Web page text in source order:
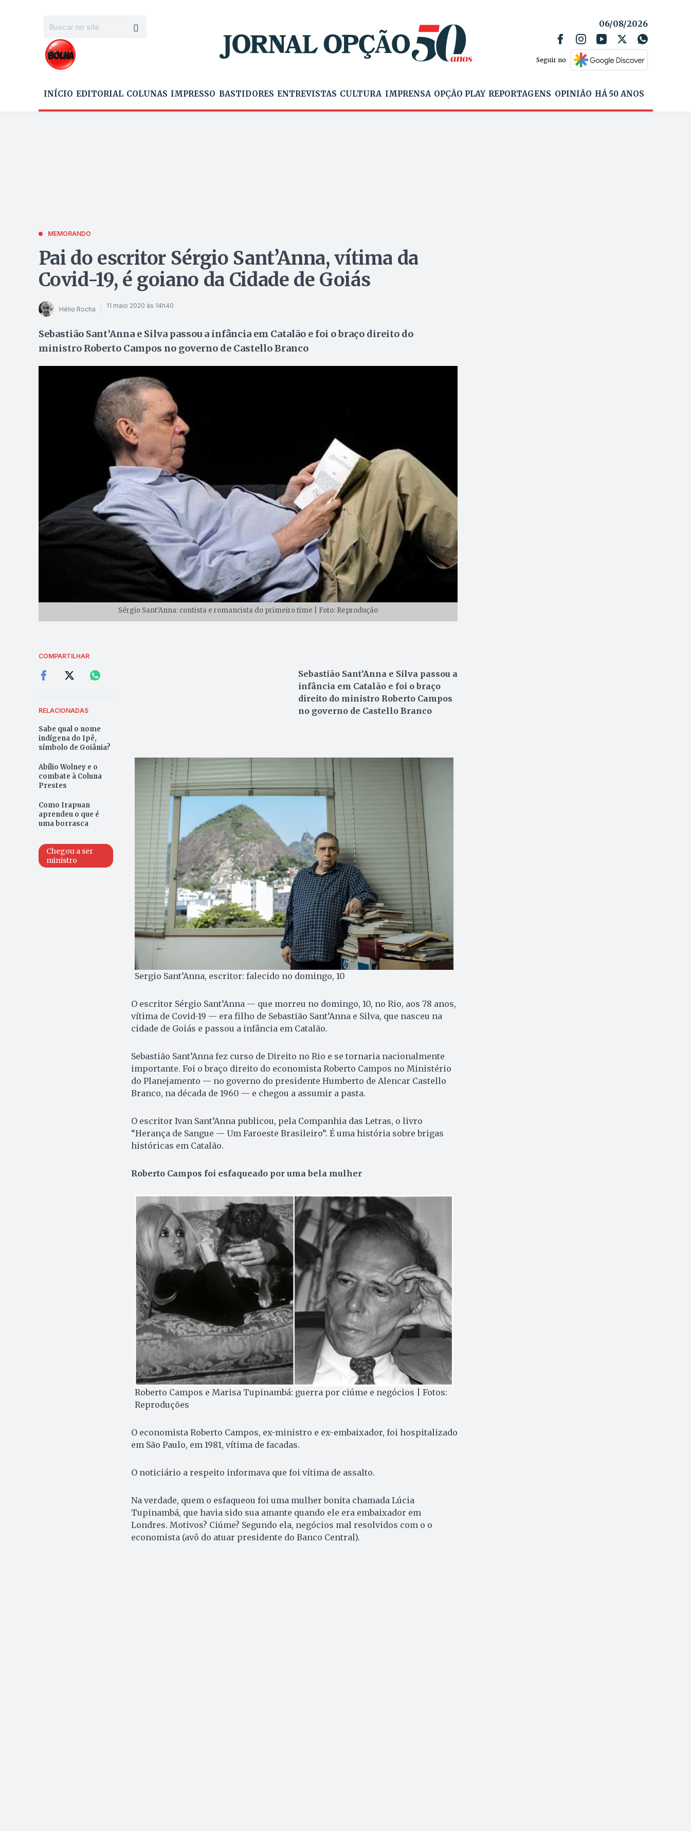
06/08/2026
Seguir no
INÍCIO EDITORIAL COLUNAS IMPRESSO BASTIDORES ENTREVISTAS CULTURA IMPRENSA OPÇÃO PLAY REPORTAGENS OPINIÃO HÁ 50 ANOS
MEMORANDO
Pai do escritor Sérgio Sant’Anna, vítima da
Covid-19, é goiano da Cidade de Goiás
Hélio Rocha 11 maio 2020 às 14h40
Sebastião Sant’Anna e Silva passou a infância em Catalão e foi o braço direito do
ministro Roberto Campos no governo de Castello Branco
Sérgio Sant'Anna: contista e romancista do primeiro time | Foto: Reprodução
COMPARTILHAR
RELACIONADAS
Sabe qual o nome
indígena do Ipê,
símbolo de Goiânia?
Abílio Wolney e o
combate à Coluna
Prestes
Como Irapuan
aprendeu o que é
uma borrasca
Chegou a ser
ministro
Sebastião Sant’Anna e Silva passou a
infância em Catalão e foi o braço
direito do ministro Roberto Campos
no governo de Castello Branco
Sergio Sant’Anna, escritor: falecido no domingo, 10
O escritor Sérgio Sant’Anna — que morreu no domingo, 10, no Rio, aos 78 anos,
vítima de Covid-19 — era filho de Sebastião Sant’Anna e Silva, que nasceu na
cidade de Goiás e passou a infância em Catalão.
Sebastião Sant’Anna fez curso de Direito no Rio e se tornaria nacionalmente
importante. Foi o braço direito do economista Roberto Campos no Ministério
do Planejamento — no governo do presidente Humberto de Alencar Castello
Branco, na década de 1960 — e chegou a assumir a pasta.
O escritor Ivan Sant’Anna publicou, pela Companhia das Letras, o livro
“Herança de Sangue — Um Faroeste Brasileiro”. É uma história sobre brigas
históricas em Catalão.
Roberto Campos foi esfaqueado por uma bela mulher
Roberto Campos e Marisa Tupinambá: guerra por ciúme e negócios | Fotos:
Reproduções
O economista Roberto Campos, ex-ministro e ex-embaixador, foi hospitalizado
em São Paulo, em 1981, vítima de facadas.
O noticiário a respeito informava que foi vítima de assalto.
Na verdade, quem o esfaqueou foi uma mulher bonita chamada Lúcia
Tupinambá, que havia sido sua amante quando ele era embaixador em
Londres. Motivos? Ciúme? Segundo ela, negócios mal resolvidos com o o
economista (avô do atuar presidente do Banco Central).